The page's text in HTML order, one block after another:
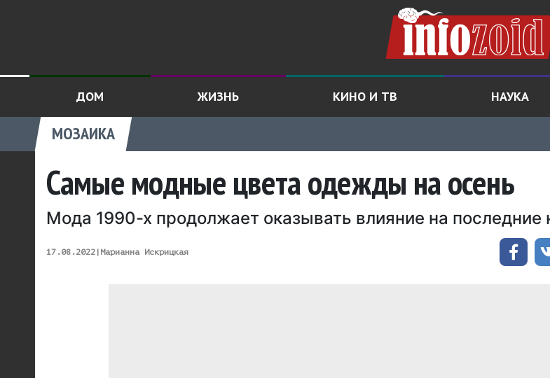
ДОМ ЖИЗНЬ КИНО И ТВ НАУКА
МОЗАИКА
Самые модные цвета одежды на осень
Мода 1990-х продолжает оказывать влияние на последние
17.08.2022| Марианна Искрицкая